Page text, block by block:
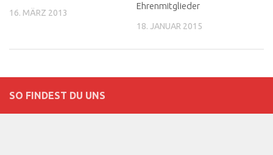
16. MÄRZ 2013
Ehrenmitglieder
18. JANUAR 2015
SO FINDEST DU UNS